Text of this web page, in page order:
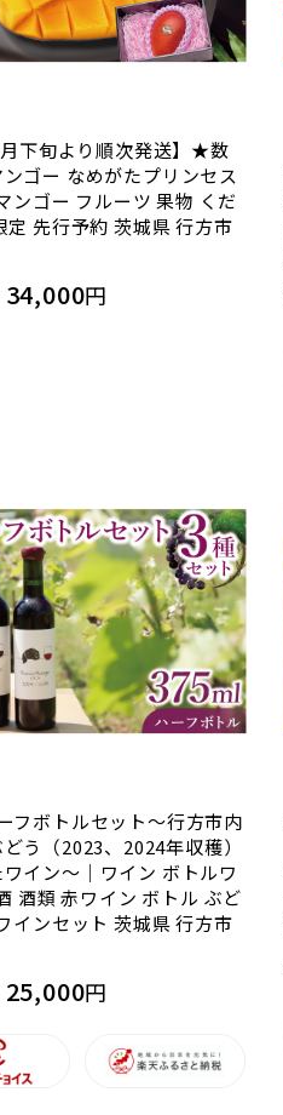
月下旬より順次発送】★数
ゴー なめがたプリンセス
ンゴー フルーツ 果物 くだ
定 先行予約 茨城県 行方市
34,000円
フボトルセット～行方市内
う（2023、2024年収穫）
イン～｜ワイン ボトルワ
酒類 赤ワイン ボトル ぶど
インセット 茨城県 行方市
25,000円